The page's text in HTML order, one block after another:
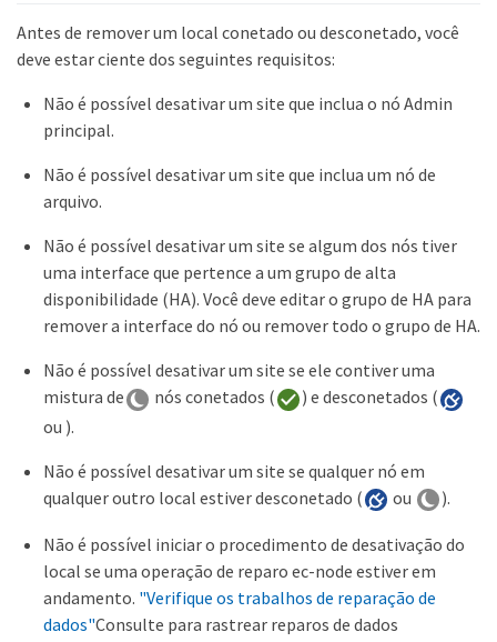
Antes de remover um local conetado ou desconetado, você
deve estar ciente dos seguintes requisitos:
Não é possível desativar um site que inclua o nó Admin
principal.
Não é possível desativar um site que inclua um nó de
arquivo.
Não é possível desativar um site se algum dos nós tiver
uma interface que pertence a um grupo de alta
disponibilidade (HA). Você deve editar o grupo de HA para
remover a interface do nó ou remover todo o grupo de HA.
Não é possível desativar um site se ele contiver uma
mistura de
nós conetados (
) e desconetados (
ou ).
Não é possível desativar um site se qualquer nó em
qualquer outro local estiver desconetado (
ou ).
Não é possível iniciar o procedimento de desativação do
local se uma operação de reparo ec-node estiver em
andamento. "Verifique os trabalhos de reparação de
dados"Consulte para rastrear reparos de dados